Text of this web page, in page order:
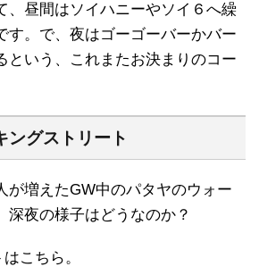
、昼間はソイハニーやソイ６へ繰
す。で、夜はゴーゴーバーかバー
という、これまたお決まりのコー
ングストリート
が増えたGW中のパタヤのウォー
深夜の様子はどうなのか？
こちら。